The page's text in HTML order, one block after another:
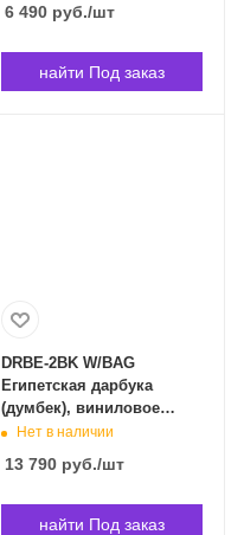
6 490руб./шт
найти Под заказ
DRBE-2BK W/BAG
Египетская дарбука
(думбек), виниловое
покрытие, цвет: черный.
Владивостоке
Нет в наличии
13 790руб./шт
найти Под заказ